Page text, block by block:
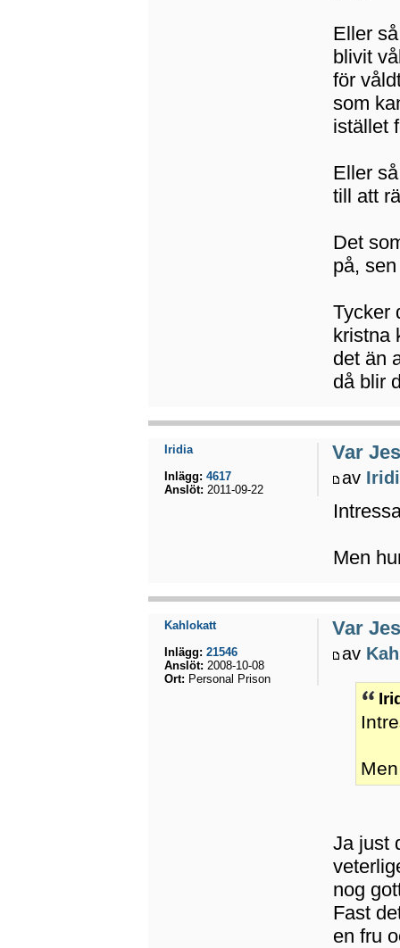
Eller
blivit
för
som
istället
Eller
till att
Det
på,
Tycker
kristna
det än
då blir
Var
av
Men
Iridia
Inlägg: 4617
Anslöt: 2011-09-22
Var
av
Ja just
nog
Fast
en fru
Kahlokatt
Inlägg: 21546
Anslöt: 2008-10-08
Ort: Personal Prison